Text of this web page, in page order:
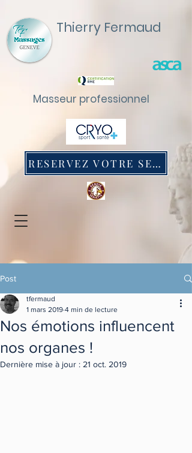
Thierry Fermaud
Masseur professionnel
RESERVEZ VOTRE SEANCE
Post
Nos émotions influencent
nos organes !
tfermaud
1 mars 2019 4 min de lecture
Dernière mise à jour : 21 oct. 2019